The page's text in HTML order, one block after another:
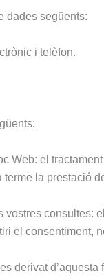
dades següents:
i telèfon.
Web: el
la prestació
consultes:
el consentiment,
derivat